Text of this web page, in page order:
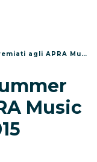
APRA Music Awards 2015
Music